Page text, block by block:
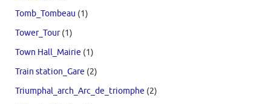
Tomb_Tombeau (1)
Tower_Tour(1)
Town Hall_Mairie (1)
Train station_Gare (2)
Triumphal_arch_Arc_de_triomphe (2)